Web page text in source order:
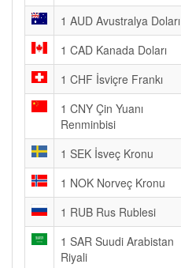
1 AUD Avustralya Doları
1 CAD Kanada Doları
1 CHF İsviçre Frankı
1 CNY Çin Yuanı
Renminbisi
1 SEK İsveç Kronu
1 NOK Norveç Kronu
1 RUB Rus Rublesi
1 SAR Suudi Arabistan
Riyali